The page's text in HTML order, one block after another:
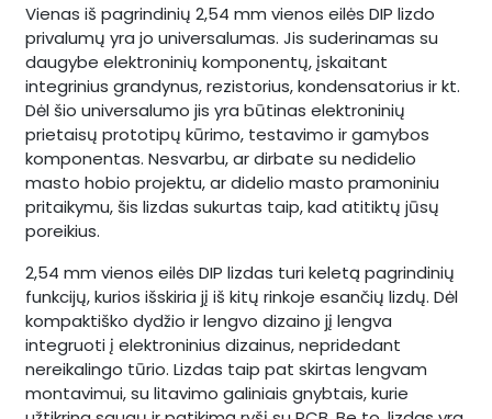
Vienas iš pagrindinių 2,54 mm vienos eilės DIP lizdo
privalumų yra jo universalumas. Jis suderinamas su
daugybe elektroninių komponentų, įskaitant
integrinius grandynus, rezistorius, kondensatorius ir kt.
Dėl šio universalumo jis yra būtinas elektroninių
prietaisų prototipų kūrimo, testavimo ir gamybos
komponentas. Nesvarbu, ar dirbate su nedidelio
masto hobio projektu, ar didelio masto pramoniniu
pritaikymu, šis lizdas sukurtas taip, kad atitiktų jūsų
poreikius.
2,54 mm vienos eilės DIP lizdas turi keletą pagrindinių
funkcijų, kurios išskiria jį iš kitų rinkoje esančių lizdų. Dėl
kompaktiško dydžio ir lengvo dizaino jį lengva
integruoti į elektroninius dizainus, nepridedant
nereikalingo tūrio. Lizdas taip pat skirtas lengvam
montavimui, su litavimo galiniais gnybtais, kurie